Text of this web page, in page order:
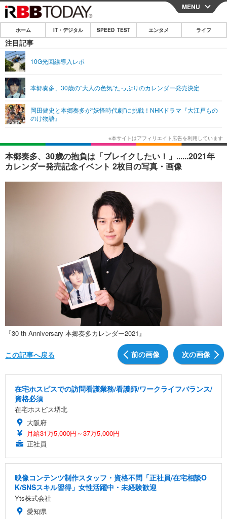
CLOSE
ホーム
IT・デジタル
ショッピング その他
SPEED TEST
エンタメ
エンタメTOP
韓国・芸能
音楽 スポーツ
ライフ
ライフTOP グルメ
ペット ショッピング
その他
リリース一覧
プッシュ通知の停止方法
MENU
ホーム IT・デジタル SPEED TEST エンタメ ライフ
注目記事
10G光回線導入レポ
本郷奏多、30歳の“大人の色気”たっぷりのカレンダー発売決定
岡田健史と本郷奏多が“妖怪時代劇”に挑戦！NHKドラマ『大江戸もの
のけ物語』
本郷奏多、30歳の抱負は「ブレイクしたい！」......2021年
カレンダー発売記念イベント 2枚目の写真・画像
『30 th Anniversary 本郷奏多カレンダー2021』
前の画像 次の画像
この記事へ戻る
在宅ホスピスでの訪問看護業務/看護師/ワークライフバランス/
資格必須
在宅ホスピス堺北
大阪府
月給31万5,000円～37万5,000円
正社員
映像コンテンツ制作スタッフ・資格不問「正社員/在宅相談O
K/SNSスキル習得」女性活躍中・未経験歓迎
Yts株式会社
愛知県